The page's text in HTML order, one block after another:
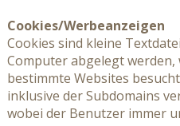
Cookies/Werbeanzeigen
Cookies sind kleine
Computer abgelegt
bestimmte Websites
inklusive der Subdomains
wobei der Benutzer immer